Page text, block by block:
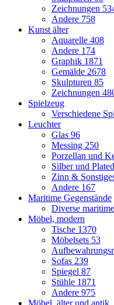
Zeichnungen
Andere 758
Kunst älter
Aquarelle 408
Andere 174
Graphik 1871
Gemälde 2678
Skulpturen 85
Zeichnungen
Spielzeug
Verschiedene
Leuchter
Glas 96
Messing 250
Porzellan und
Silber und Plated
Zinn &
Andere 167
Maritime Gegenstände
Diverse
Möbel, modern
Tische 1370
Möbelsets 53
Sofas 239
Spiegel 87
Stühle 1871
Andere 975